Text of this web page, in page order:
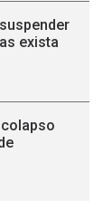
exista